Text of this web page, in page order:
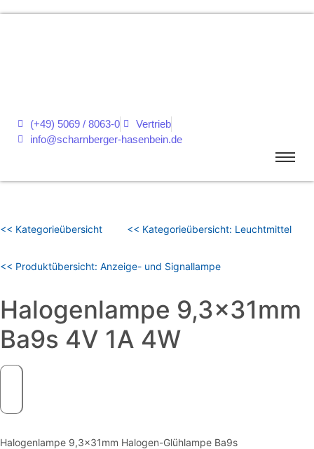
(+49) 5069 / 8063-0
Vertrieb
info@scharnberger-hasenbein.de
<< Kategorieübersicht << Kategorieübersicht: Leuchtmittel
<< Produktübersicht: Anzeige- und Signallampe
Halogenlampe 9,3x31mm
Ba9s 4V 1A 4W
Halogenlampe 9,3x31mm Halogen-Glühlampe Ba9s